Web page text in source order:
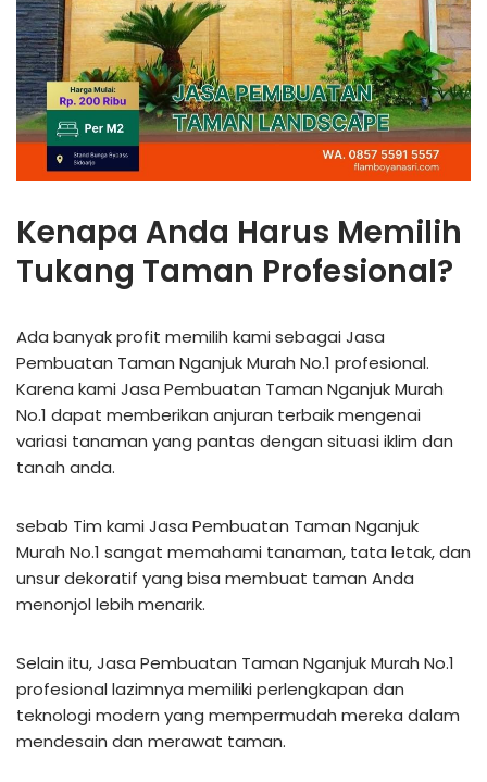
Kenapa Anda Harus Memilih
Tukang Taman Profesional?
Ada banyak profit memilih kami sebagai Jasa
Pembuatan Taman Nganjuk Murah No.1 profesional.
Karena kami Jasa Pembuatan Taman Nganjuk Murah
No.1 dapat memberikan anjuran terbaik mengenai
variasi tanaman yang pantas dengan situasi iklim dan
tanah anda.
sebab Tim kami Jasa Pembuatan Taman Nganjuk
Murah No.1 sangat memahami tanaman, tata letak, dan
unsur dekoratif yang bisa membuat taman Anda
menonjol lebih menarik.
Selain itu, Jasa Pembuatan Taman Nganjuk Murah No.1
profesional lazimnya memiliki perlengkapan dan
teknologi modern yang mempermudah mereka dalam
mendesain dan merawat taman.